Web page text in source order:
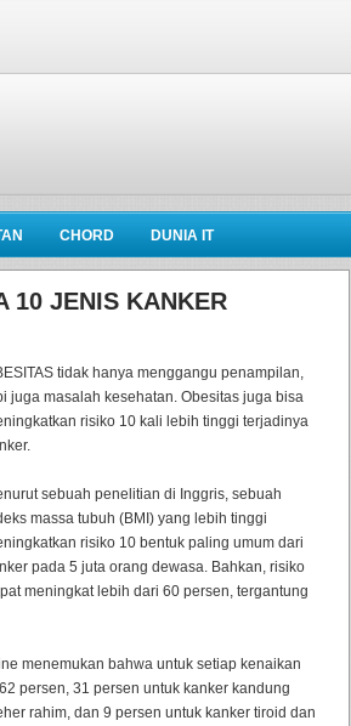
CHORD DUNIA IT
10 JENIS KANKER
tidak hanya menggangu penampilan,
juga masalah kesehatan. Obesitas juga bisa
risiko 10 kali lebih tinggi terjadinya
sebuah penelitian di Inggris, sebuah
massa tubuh (BMI) yang lebih tinggi
risiko 10 bentuk paling umum dari
pada 5 juta orang dewasa. Bahkan, risiko
meningkat lebih dari 60 persen, tergantung
menemukan bahwa untuk setiap kenaikan
persen, 31 persen untuk kanker kandung
rahim, dan 9 persen untuk kanker tiroid dan